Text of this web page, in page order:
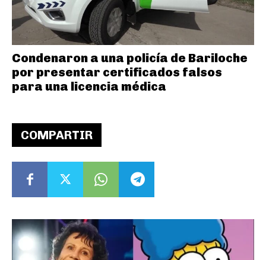
COMPARTIR
Condenaron a una policía de Bariloche
por presentar certificados falsos
para una licencia médica